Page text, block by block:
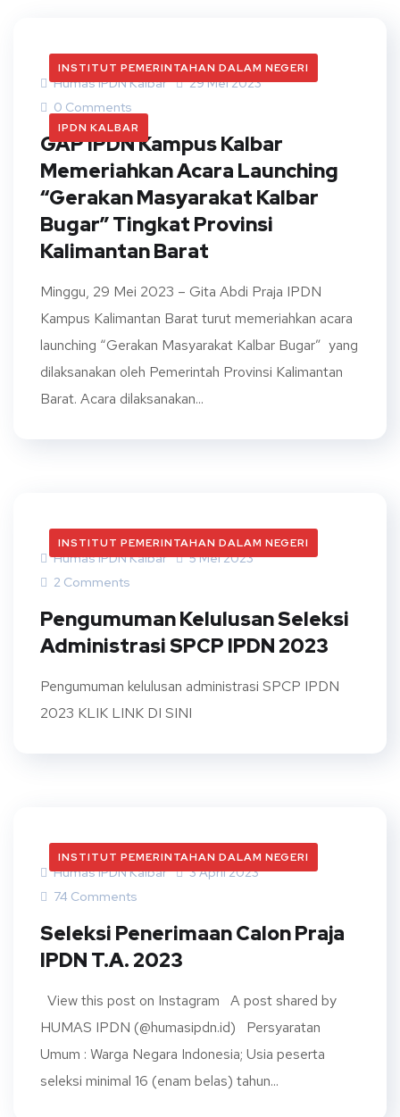
INSTITUT PEMERINTAHAN DALAM NEGERI
IPDN KALBAR
Humas IPDN Kalbar
29 Mei 2023
0 Comments
GAP IPDN Kampus Kalbar
Memeriahkan Acara Launching
“Gerakan Masyarakat Kalbar
Bugar” Tingkat Provinsi
Kalimantan Barat
Minggu, 29 Mei 2023 – Gita Abdi Praja IPDN
Kampus Kalimantan Barat turut memeriahkan acara
launching “Gerakan Masyarakat Kalbar Bugar” yang
dilaksanakan oleh Pemerintah Provinsi Kalimantan
Barat. Acara dilaksanakan...
INSTITUT PEMERINTAHAN DALAM NEGERI
Humas IPDN Kalbar
5 Mei 2023
2 Comments
Pengumuman Kelulusan Seleksi
Administrasi SPCP IPDN 2023
Pengumuman kelulusan administrasi SPCP IPDN
2023 KLIK LINK DI SINI
INSTITUT PEMERINTAHAN DALAM NEGERI
Humas IPDN Kalbar
3 April 2023
74 Comments
Seleksi Penerimaan Calon Praja
IPDN T.A. 2023
View this post on Instagram A post shared by
HUMAS IPDN (@humasipdn.id) Persyaratan
Umum : Warga Negara Indonesia; Usia peserta
seleksi minimal 16 (enam belas) tahun...